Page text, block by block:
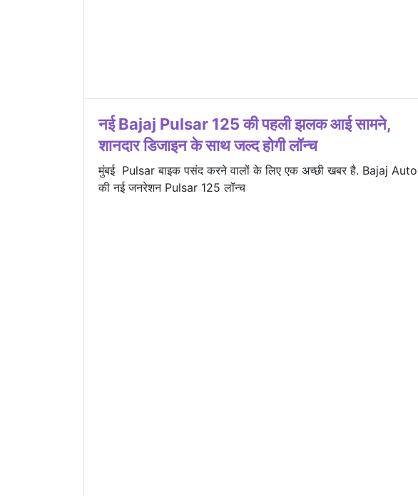
नई Bajaj Pulsar 125 की पहली झलक आई सामने,
शानदार डिजाइन के साथ जल्द होगी लॉन्च
मुंबई Pulsar बाइक पसंद करने वालों के लिए एक अच्छी खबर है. Bajaj Auto
की नई जनरेशन Pulsar 125 लॉन्च